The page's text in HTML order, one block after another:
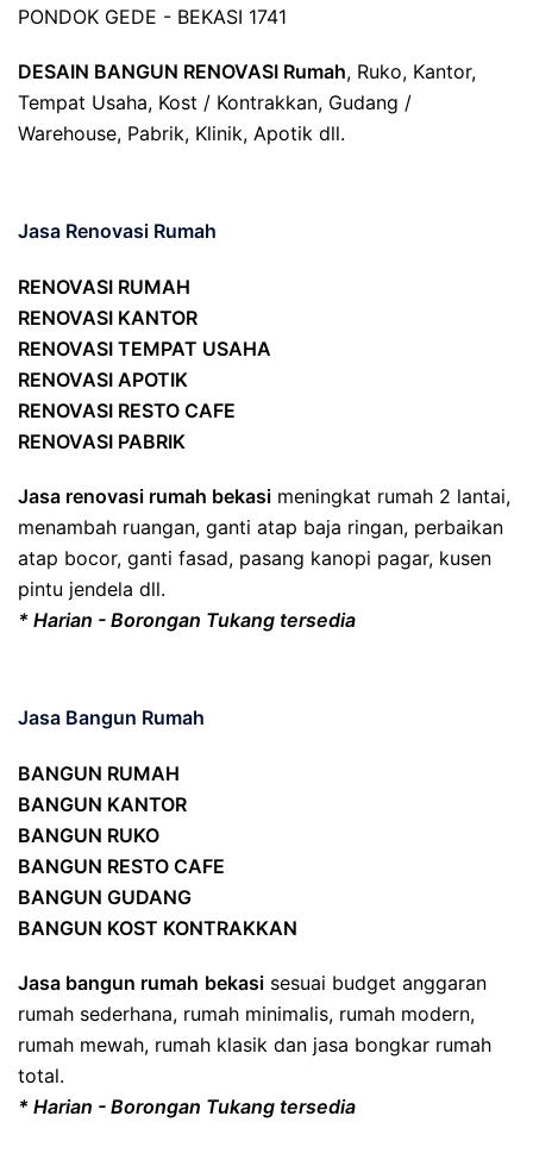
PONDOK GEDE - BEKASI 1741
DESAIN BANGUN RENOVASI Rumah, Ruko, Kantor,
Tempat Usaha, Kost / Kontrakkan, Gudang /
Warehouse, Pabrik, Klinik, Apotik dll.
Jasa Renovasi Rumah
RENOVASI RUMAH
RENOVASI KANTOR
RENOVASI TEMPAT USAHA
RENOVASI APOTIK
RENOVASI RESTO CAFE
RENOVASI PABRIK
Jasa renovasi rumah bekasi meningkat rumah 2 lantai,
menambah ruangan, ganti atap baja ringan, perbaikan
atap bocor, ganti fasad, pasang kanopi pagar, kusen
pintu jendela dll.
* Harian - Borongan Tukang tersedia
Jasa Bangun Rumah
BANGUN RUMAH
BANGUN KANTOR
BANGUN RUKO
BANGUN RESTO CAFE
BANGUN GUDANG
BANGUN KOST KONTRAKKAN
Jasa bangun rumah bekasi sesuai budget anggaran
rumah sederhana, rumah minimalis, rumah modern,
rumah mewah, rumah klasik dan jasa bongkar rumah
total.
* Harian - Borongan Tukang tersedia